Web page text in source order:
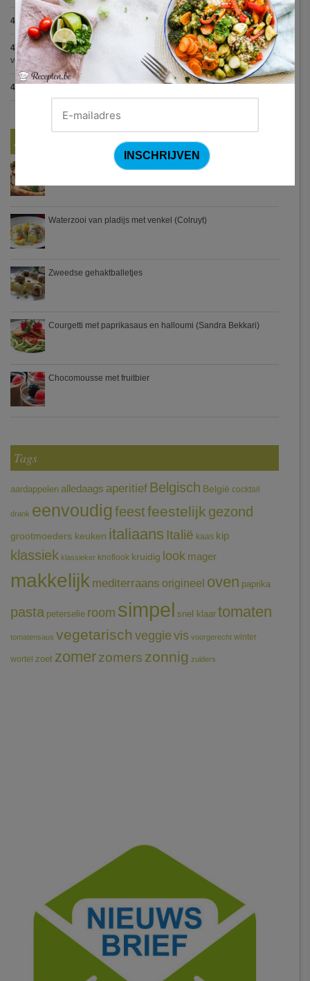
4.8: Blackwellsaus(5 votes)
4.7:Varkenshaasje met jagersaus en kroketten (Jeroen Meus)(15
votes)
4.7
Nieuwste Recepten
Turkse pizza met halloumi en courgette
Waterzooi van pladijs met venkel (Colruyt)
Zweedse gehaktballetjes
Courgetti met paprikasaus en halloumi (Sandra Bekkari)
Chocomousse met fruitbier
Tags
aardappelen alledaags aperitief Belgisch België cocktail
drank eenvoudigfeestfeestelijk gezond
grootmoeders keuken italiaans Italië kaas kip
klassiek klassieker knoflook kruidig look mager
makkelijk mediterraans origineel oven paprika
pasta peterselie room simpel snel klaar tomaten
tomatensaus vegetarischveggie vis voorgerecht winter
wortel zoet zomerzomers zonnig zuiders